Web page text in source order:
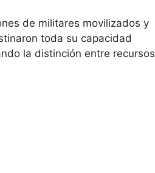
de militares movilizados y
toda su capacidad
la distinción entre recursos